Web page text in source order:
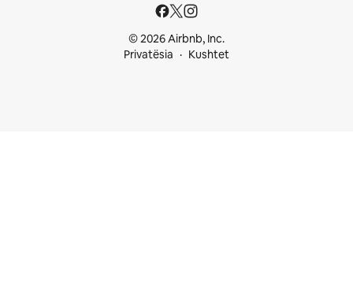
© 2026 Airbnb, Inc.
Privatësia
Kushtet